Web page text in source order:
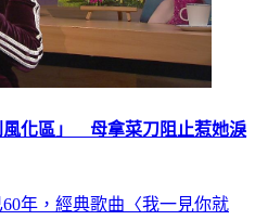
風化區」 母拿菜刀阻止惹她淚
年，經典歌曲〈我一見你就